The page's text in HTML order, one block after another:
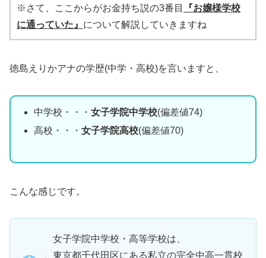
※さて、ここからがお金持ち説の3番目
『お嬢様学校
に通っていた』 について解説していきますね
徳島えりかアナの学歴(中学・高校)を言いますと、
中学校・・・女子学院中学校(偏差値74)
高校・・・女子学院高校(偏差値70)
こんな感じです。
女子学院中学校・高等学校は、
東京都千代田区にある私立の完全中高一貫校